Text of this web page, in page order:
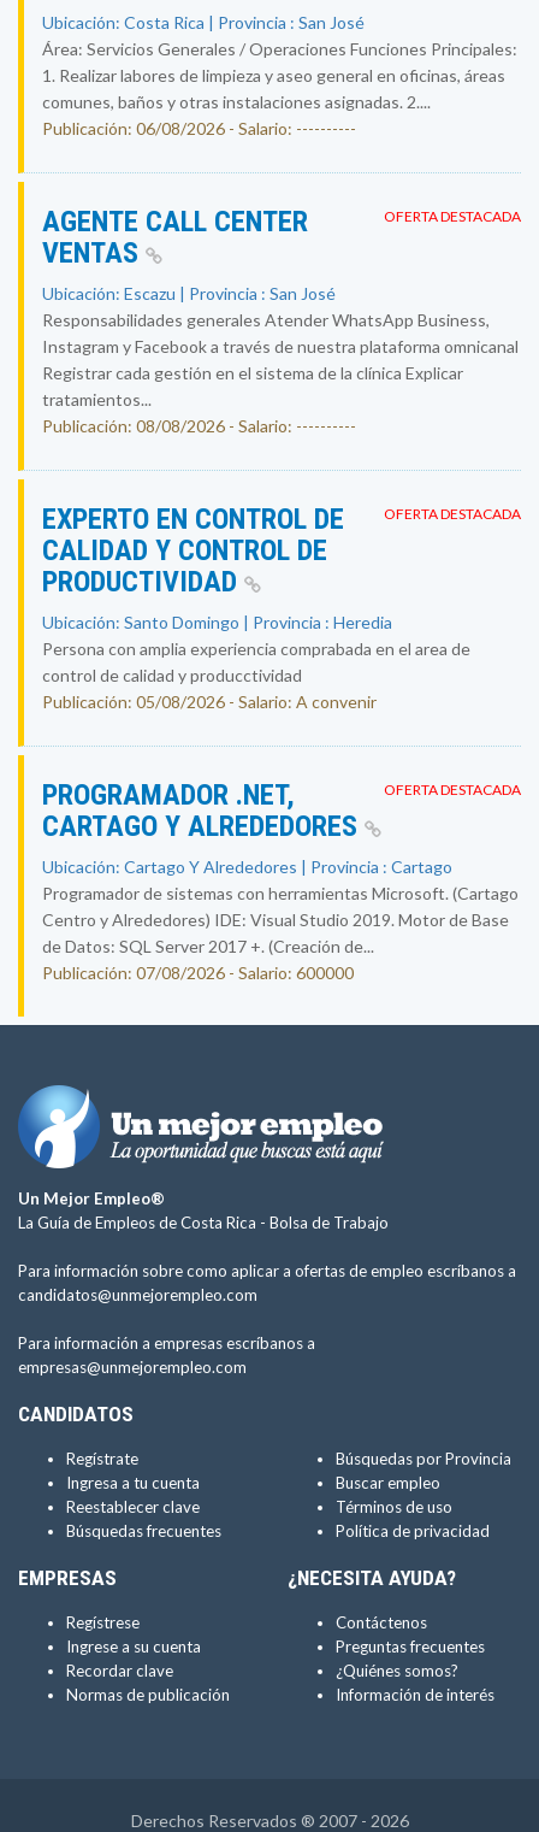
Ubicación: Costa Rica | Provincia : San José
Área: Servicios Generales / Operaciones Funciones Principales:
1. Realizar labores de limpieza y aseo general en oficinas, áreas
comunes, baños y otras instalaciones asignadas. 2....
Publicación: 06/08/2026 - Salario: ----------
OFERTA DESTACADA
AGENTE CALL CENTER
VENTAS
Ubicación: Escazu | Provincia : San José
Responsabilidades generales Atender WhatsApp Business,
Instagram y Facebook a través de nuestra plataforma omnicanal
Registrar cada gestión en el sistema de la clínica Explicar
tratamientos...
Publicación: 08/08/2026 - Salario: ----------
OFERTA DESTACADA
EXPERTO EN CONTROL DE
CALIDAD Y CONTROL DE
PRODUCTIVIDAD
Ubicación: Santo Domingo | Provincia : Heredia
Persona con amplia experiencia comprabada en el area de
control de calidad y producctividad
Publicación: 05/08/2026 - Salario: A convenir
OFERTA DESTACADA
PROGRAMADOR .NET,
CARTAGO Y ALREDEDORES
Ubicación: Cartago Y Alrededores | Provincia : Cartago
Programador de sistemas con herramientas Microsoft. (Cartago
Centro y Alrededores) IDE: Visual Studio 2019. Motor de Base
de Datos: SQL Server 2017 +. (Creación de...
Publicación: 07/08/2026 - Salario: 600000
Un Mejor Empleo®
La Guía de Empleos de Costa Rica - Bolsa de Trabajo
Para información sobre como aplicar a ofertas de empleo escríbanos a
candidatos@unmejorempleo.com
Para información a empresas escríbanos a
empresas@unmejorempleo.com
CANDIDATOS
Regístrate
Ingresa a tu cuenta
Reestablecer clave
Búsquedas frecuentes
Búsquedas por Provincia
Buscar empleo
Términos de uso
Política de privacidad
EMPRESAS
Regístrese
Ingrese a su cuenta
Recordar clave
Normas de publicación
¿NECESITA AYUDA?
Contáctenos
Preguntas frecuentes
¿Quiénes somos?
Información de interés
Derechos Reservados ® 2007 - 2026